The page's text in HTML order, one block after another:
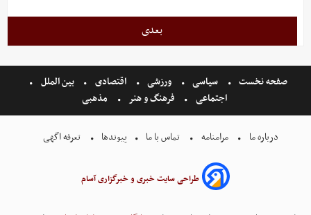
بعدی
صفحه نخست سیاسی ورزشی اقتصادی
بین الملل
اجتماعی
فرهنگ و هنر مذهبی
درباره ما مرامنامه تماس با ما پیوندها تعرفه اگهی
طراحی سایت خبری و خبرگزاری آسام